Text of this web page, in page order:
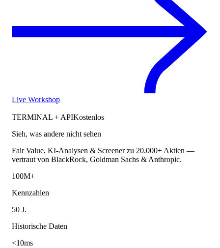
Live Workshop
TERMINAL + APIKostenlos
Sieh, was andere nicht sehen
Fair Value, KI-Analysen & Screener zu 20.000+ Aktien —
vertraut von BlackRock, Goldman Sachs & Anthropic.
100M+
Kennzahlen
50 J.
Historische Daten
<10ms